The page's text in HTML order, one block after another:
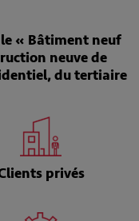
« Bâtiment neuf
neuve de
du tertiaire
privés